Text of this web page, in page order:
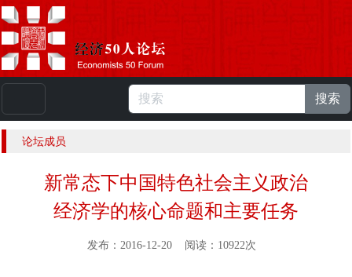
人 |English
搜索
论坛成员
新常态下中国特色社会主义政治
经济学的核心命题和主要任务
发布：2016-12-20 阅读：10922次